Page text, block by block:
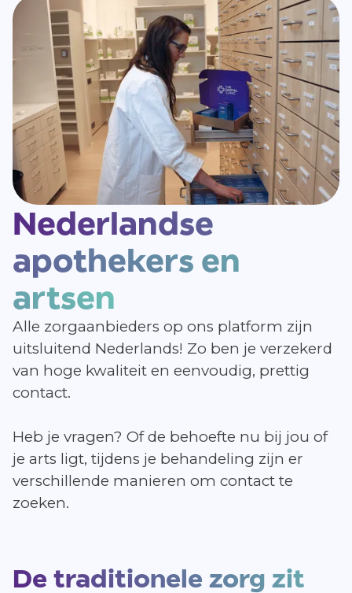
Nederlandse
apothekers en
artsen
Alle zorgaanbieders op ons platform zijn
uitsluitend Nederlands! Zo ben je verzekerd
van hoge kwaliteit en eenvoudig, prettig
contact.
Heb je vragen? Of de behoefte nu bij jou of
je arts ligt, tijdens je behandeling zijn er
verschillende manieren om contact te
zoeken.
De traditionele zorg zit